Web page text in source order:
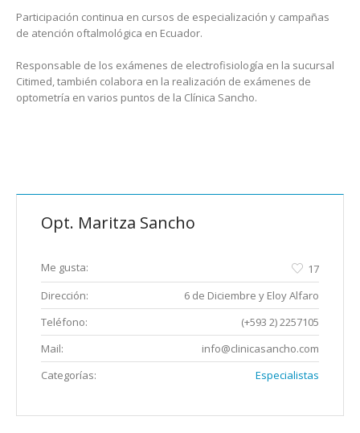
Participación continua en cursos de especialización y campañas
de atención oftalmológica en Ecuador.
Responsable de los exámenes de electrofisiología en la sucursal
Citimed, también colabora en la realización de exámenes de
optometría en varios puntos de la Clínica Sancho.
Opt. Maritza Sancho
Me gusta:
17
Dirección:
6 de Diciembre y Eloy Alfaro
Teléfono:
(+593 2) 2257105
Mail:
info@clinicasancho.com
Categorías:
Especialistas